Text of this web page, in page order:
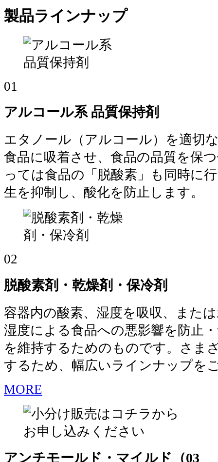
製品ラインナップ
01
アルコール系 品質保持剤
エタノール（アルコール）を適切
食品に吸着させ、食品の品質を保
っては食品の「脱酸素」も同時に
生を抑制し、酸化を防止します。
02
脱酸素剤・乾燥剤・保冷剤
容器内の酸素、湿度を吸収、また
湿度による食品への悪影響を防止
を維持するためのものです。さま
するため、幅広いラインナップを
MORE
アンチモールド・マイルド（03